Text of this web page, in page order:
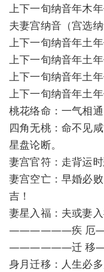
上下一旬纳音年木
夫妻宫纳音（宫选
上下一旬纳音年土
上下一旬纳音年土
上下一旬纳音年土
上下一旬纳音年土
桃花络命：一气相
四角无桃：命不见
星盘论断。
妻宫官符：走背运
妻宫空亡：早婚必
吉！
妻星入福：夫或妻
——————疾
——————迁
身月迁移：人生必